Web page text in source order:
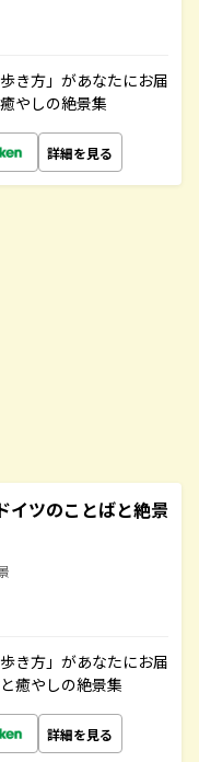
き方」があなたにお届
やしの絶景集
詳細を見る
イツのことばと絶景
き方」があなたにお届
癒やしの絶景集
詳細を見る